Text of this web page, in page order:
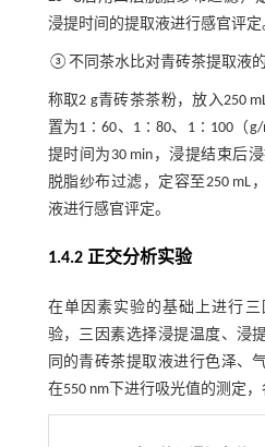
浸提时间的提取液进行感官评定
③不同茶水比对青砖茶提取液
称取2 g青砖茶茶粉，放入250
置为1∶60、1∶80、1∶100（
提时间为30 min，浸提结束后
脱脂纱布过滤，定容至250 mL
液进行感官评定。
1.4.2 正交分析实验
在单因素实验的基础上进行
验，三因素选择浸提温度、浸
同的青砖茶提取液进行色泽、
在550 nm下进行吸光值的测定